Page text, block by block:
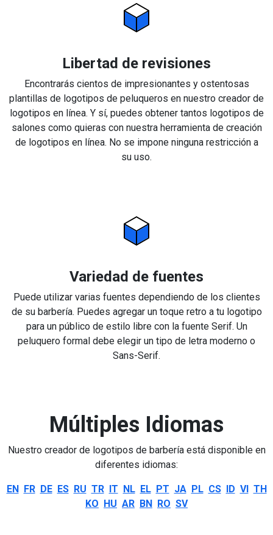
Libertad de revisiones
Encontrarás cientos de impresionantes y ostentosas
plantillas de logotipos de peluqueros en nuestro creador de
logotipos en línea. Y sí, puedes obtener tantos logotipos de
salones como quieras con nuestra herramienta de creación
de logotipos en línea. No se impone ninguna restricción a
su uso.
Variedad de fuentes
Puede utilizar varias fuentes dependiendo de los clientes
de su barbería. Puedes agregar un toque retro a tu logotipo
para un público de estilo libre con la fuente Serif. Un
peluquero formal debe elegir un tipo de letra moderno o
Sans-Serif.
Múltiples Idiomas
Nuestro creador de logotipos de barbería está disponible en
diferentes idiomas:
EN FR DE ES RU TR IT NL EL PT JA PL CS ID VI TH
KO HU AR BN RO SV